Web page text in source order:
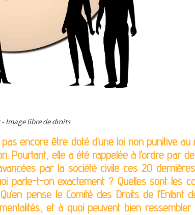
- Image libre de droits
encore être doté d’une loi non punitive
Pourtant, elle a été rappelée à l’ordre par
par la société civile ces 20 dernières
parle-t-on exactement ? Quelles sont les
pense le Comité des Droits de l’Enfant
et à quoi peuvent bien